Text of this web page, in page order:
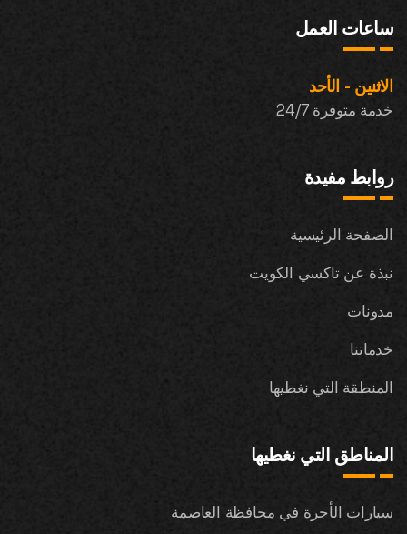
ساعات العمل
الاثنين - الأحد
خدمة متوفرة 24/7
روابط مفيدة
الصفحة الرئيسية
نبذة عن تاكسي الكويت
مدونات
خدماتنا
المنطقة التي نغطيها
المناطق التي نغطيها
سيارات الأجرة في محافظة العاصمة